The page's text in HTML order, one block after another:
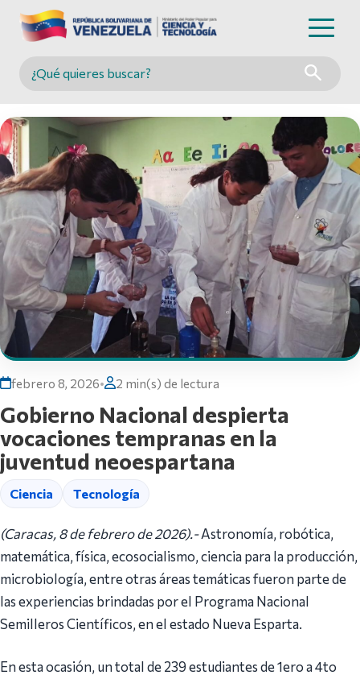
Buscar en MINCYT
febrero 8, 2026• 2 min(s) de lectura
Gobierno Nacional despierta
vocaciones tempranas en la
juventud neoespartana
Ciencia Tecnología
(Caracas, 8 de febrero de 2026).-Astronomía, robótica,
matemática, física, ecosocialismo, ciencia para la producción,
microbiología, entre otras áreas temáticas fueron parte de
las experiencias brindadas por el Programa Nacional
Semilleros Científicos, en el estado Nueva Esparta.
En esta ocasión, un total de 239 estudiantes de 1ero a 4to